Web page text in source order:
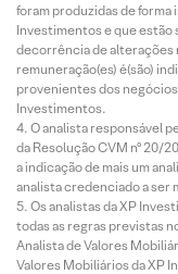
foram produzidas de
Investimentos e que estão
decorrência de alterações
remuneração(es) é(são)
provenientes dos
Investimentos.
O analista responsável
da Resolução CVM nº 20/
a indicação de mais um
analista credenciado a ser
Os analistas da XP
todas as regras previstas
Analista de Valores
Valores Mobiliários da XP